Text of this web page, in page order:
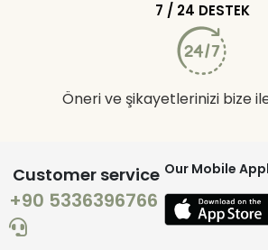
7 / 24 DESTEK
Öneri ve şikayetlerinizi bize
Customer service
+90 5336396766
Our Mobile